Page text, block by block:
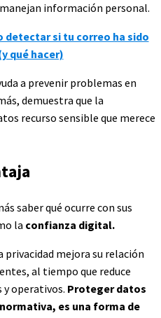
información personal.
detectar si tu correo ha sido
qué hacer)
a prevenir problemas en
demuestra que la
recurso sensible que merece
saber qué ocurre con sus
la confianza digital.
mejora su relación
al tiempo que reduce
y operativos. Proteger datos
es una forma de